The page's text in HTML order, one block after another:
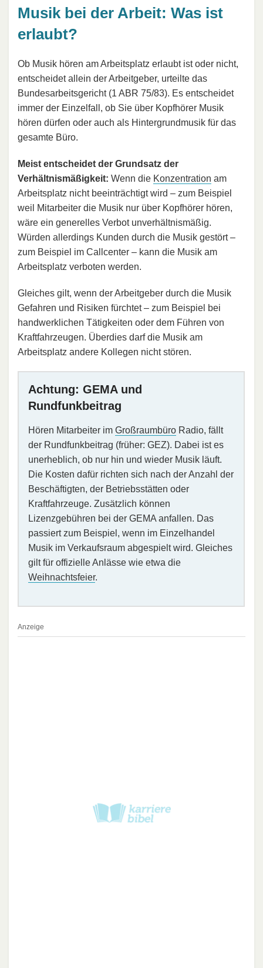
Musik bei der Arbeit: Was ist
erlaubt?
Ob Musik hören am Arbeitsplatz erlaubt ist oder nicht,
entscheidet allein der Arbeitgeber, urteilte das
Bundesarbeitsgericht (1 ABR 75/83). Es entscheidet
immer der Einzelfall, ob Sie über Kopfhörer Musik
hören dürfen oder auch als Hintergrundmusik für das
gesamte Büro.
Meist entscheidet der Grundsatz der
Verhältnismäßigkeit: Wenn die Konzentration am
Arbeitsplatz nicht beeinträchtigt wird – zum Beispiel
weil Mitarbeiter die Musik nur über Kopfhörer hören,
wäre ein generelles Verbot unverhältnismäßig.
Würden allerdings Kunden durch die Musik gestört –
zum Beispiel im Callcenter – kann die Musik am
Arbeitsplatz verboten werden.
Gleiches gilt, wenn der Arbeitgeber durch die Musik
Gefahren und Risiken fürchtet – zum Beispiel bei
handwerklichen Tätigkeiten oder dem Führen von
Kraftfahrzeugen. Überdies darf die Musik am
Arbeitsplatz andere Kollegen nicht stören.
Achtung: GEMA und
Rundfunkbeitrag
Hören Mitarbeiter im Großraumbüro Radio, fällt
der Rundfunkbeitrag (früher: GEZ). Dabei ist es
unerheblich, ob nur hin und wieder Musik läuft.
Die Kosten dafür richten sich nach der Anzahl der
Beschäftigten, der Betriebsstätten oder
Kraftfahrzeuge. Zusätzlich können
Lizenzgebühren bei der GEMA anfallen. Das
passiert zum Beispiel, wenn im Einzelhandel
Musik im Verkaufsraum abgespielt wird. Gleiches
gilt für offizielle Anlässe wie etwa die
Weihnachtsfeier.
Anzeige